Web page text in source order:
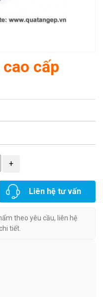
cấp
Liên hệ tư vấn
theo yêu cầu, liên hệ
tiết.